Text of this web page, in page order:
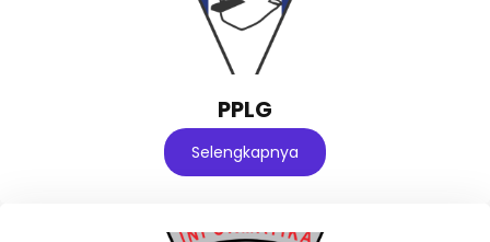
PPLG
Selengkapnya